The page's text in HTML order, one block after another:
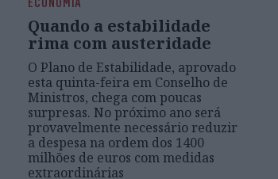
Quando a estabilidade
rima com austeridade
O Plano de Estabilidade, aprovado
esta quinta-feira em Conselho de
Ministros, chega com poucas
surpresas. No próximo ano será
provavelmente necessário reduzir
a despesa na ordem dos 1400
milhões de euros com medidas
extraordinárias